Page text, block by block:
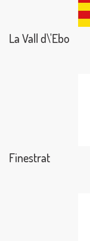
La Vall d\'Ebo
Finestrat